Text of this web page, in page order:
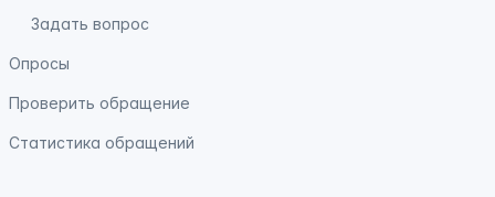
Задать вопрос
Опросы
Проверить обращение
Статистика обращений